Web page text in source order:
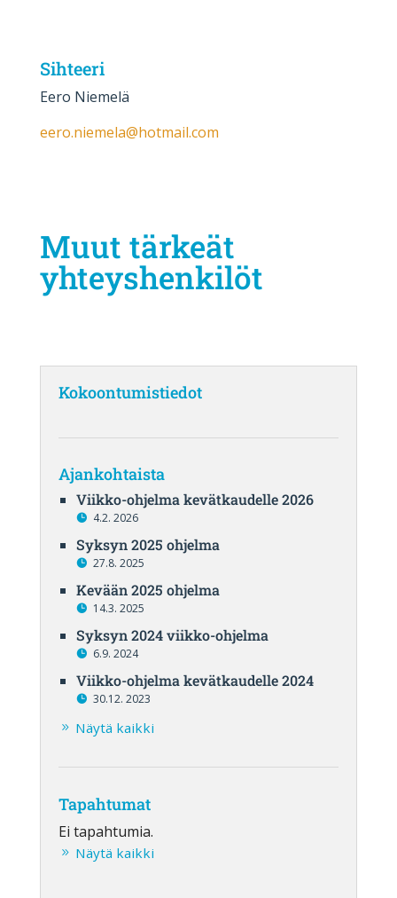
Sihteeri
Eero Niemelä
eero.niemela@hotmail.com
Muut tärkeät
yhteyshenkilöt
Kokoontumistiedot
Ajankohtaista
Viikko-ohjelma kevätkaudelle 2026
4.2. 2026
Syksyn 2025 ohjelma
27.8. 2025
Kevään 2025 ohjelma
14.3. 2025
Syksyn 2024 viikko-ohjelma
6.9. 2024
Viikko-ohjelma kevätkaudelle 2024
30.12. 2023
Näytä kaikki
Tapahtumat
Ei tapahtumia.
Näytä kaikki